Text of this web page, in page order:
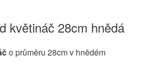
květináč 28cm hnědá
o průměru 28cm v hnědém